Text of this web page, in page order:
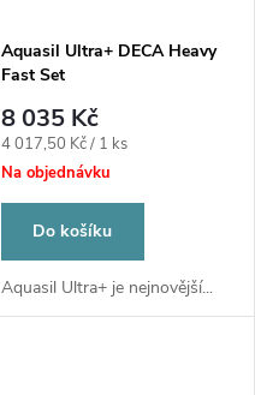
Aquasil Ultra+ DECA Heavy
Fast Set
8 035 Kč
Měrná
cena:
4 017,50 Kč / 1 ks
Na objednávku
Do košíku
Aquasil Ultra+ je nejnovější...